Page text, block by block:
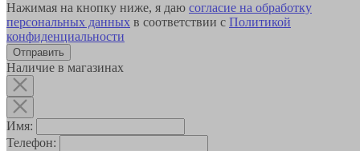
Нажимая на кнопку ниже, я даю согласие на обработку
персональных данных в соответствии с Политикой
конфиденциальности
Наличие в магазинах
Имя:
Телефон: